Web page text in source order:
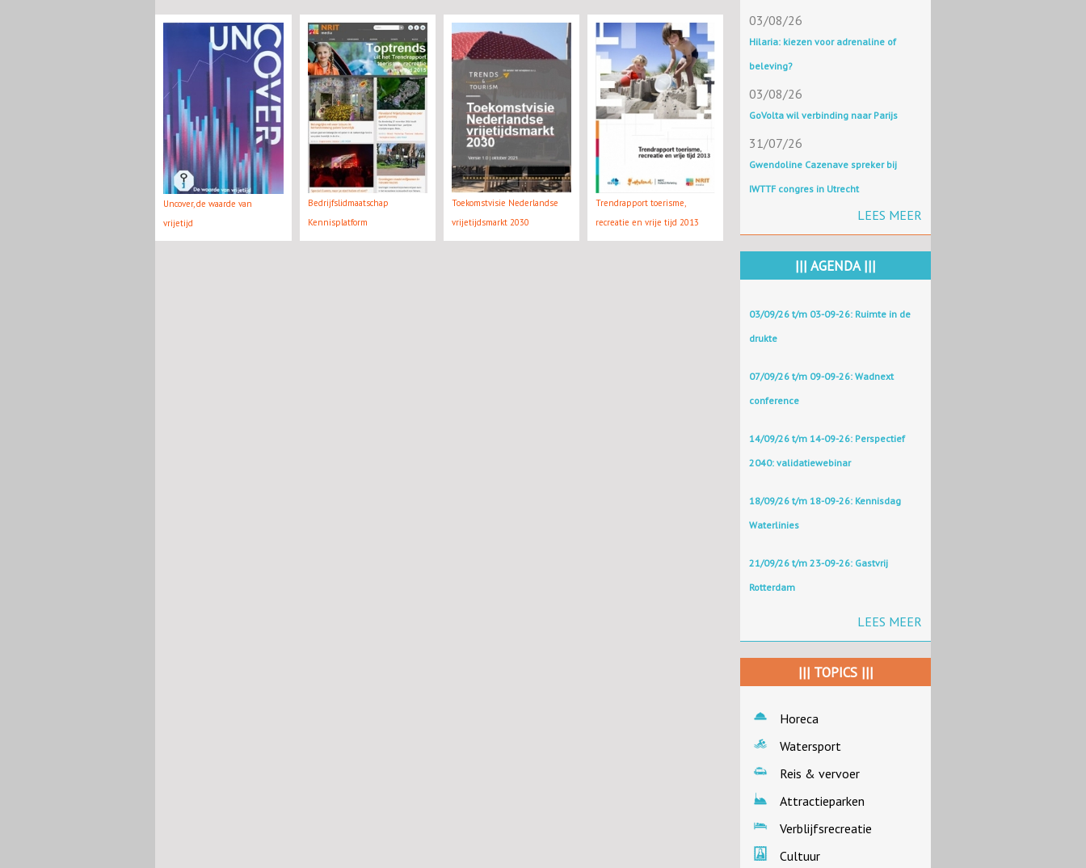
Uncover, de waarde van
vrijetijd
Bedrijfslidmaatschap
Kennisplatform
Toekomstvisie Nederlandse
vrijetijdsmarkt 2030
Trendrapport toerisme,
recreatie en vrije tijd 2013
03/08/26
Hilaria: kiezen voor adrenaline of
beleving?
03/08/26
GoVolta wil verbinding naar Parijs
31/07/26
Gwendoline Cazenave spreker bij
IWTTF congres in Utrecht
LEES MEER
||| AGENDA |||
03/09/26 t/m 03-09-26: Ruimte in de
drukte
07/09/26 t/m 09-09-26: Wadnext
conference
14/09/26 t/m 14-09-26: Perspectief
2040: validatiewebinar
18/09/26 t/m 18-09-26: Kennisdag
Waterlinies
21/09/26 t/m 23-09-26: Gastvrij
Rotterdam
LEES MEER
||| TOPICS |||
Horeca
Watersport
Reis & vervoer
Attractieparken
Verblijfsrecreatie
Cultuur